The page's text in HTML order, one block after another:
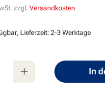
zzgl.Versandkosten
Lieferzeit: 2-3 Werktage
Gib den In